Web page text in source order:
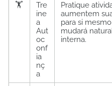
🏋️
Tre
ine
a
Aut
oc
onf
ia
nç
a
Pratique
aumentem
para si
mudará
interna.